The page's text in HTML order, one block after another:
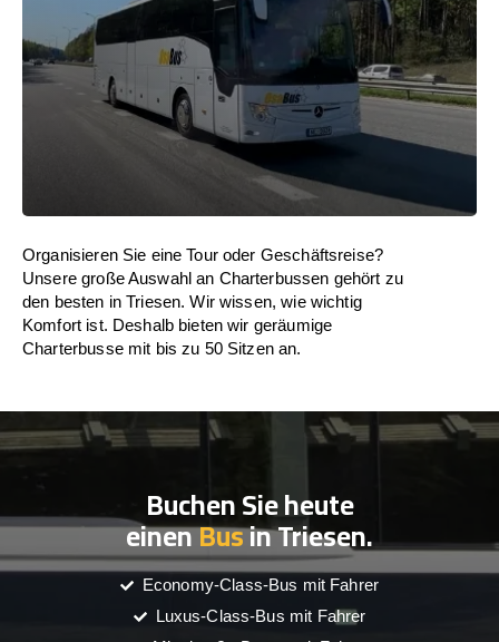
Organisieren Sie eine Tour oder Geschäftsreise?
Unsere große Auswahl an Charterbussen gehört zu
den besten in Triesen. Wir wissen, wie wichtig
Komfort ist. Deshalb bieten wir geräumige
Charterbusse mit bis zu 50 Sitzen an.
Buchen Sie heute
einenBusin Triesen.
Economy-Class-Bus mit Fahrer
Luxus-Class-Bus mit Fahrer